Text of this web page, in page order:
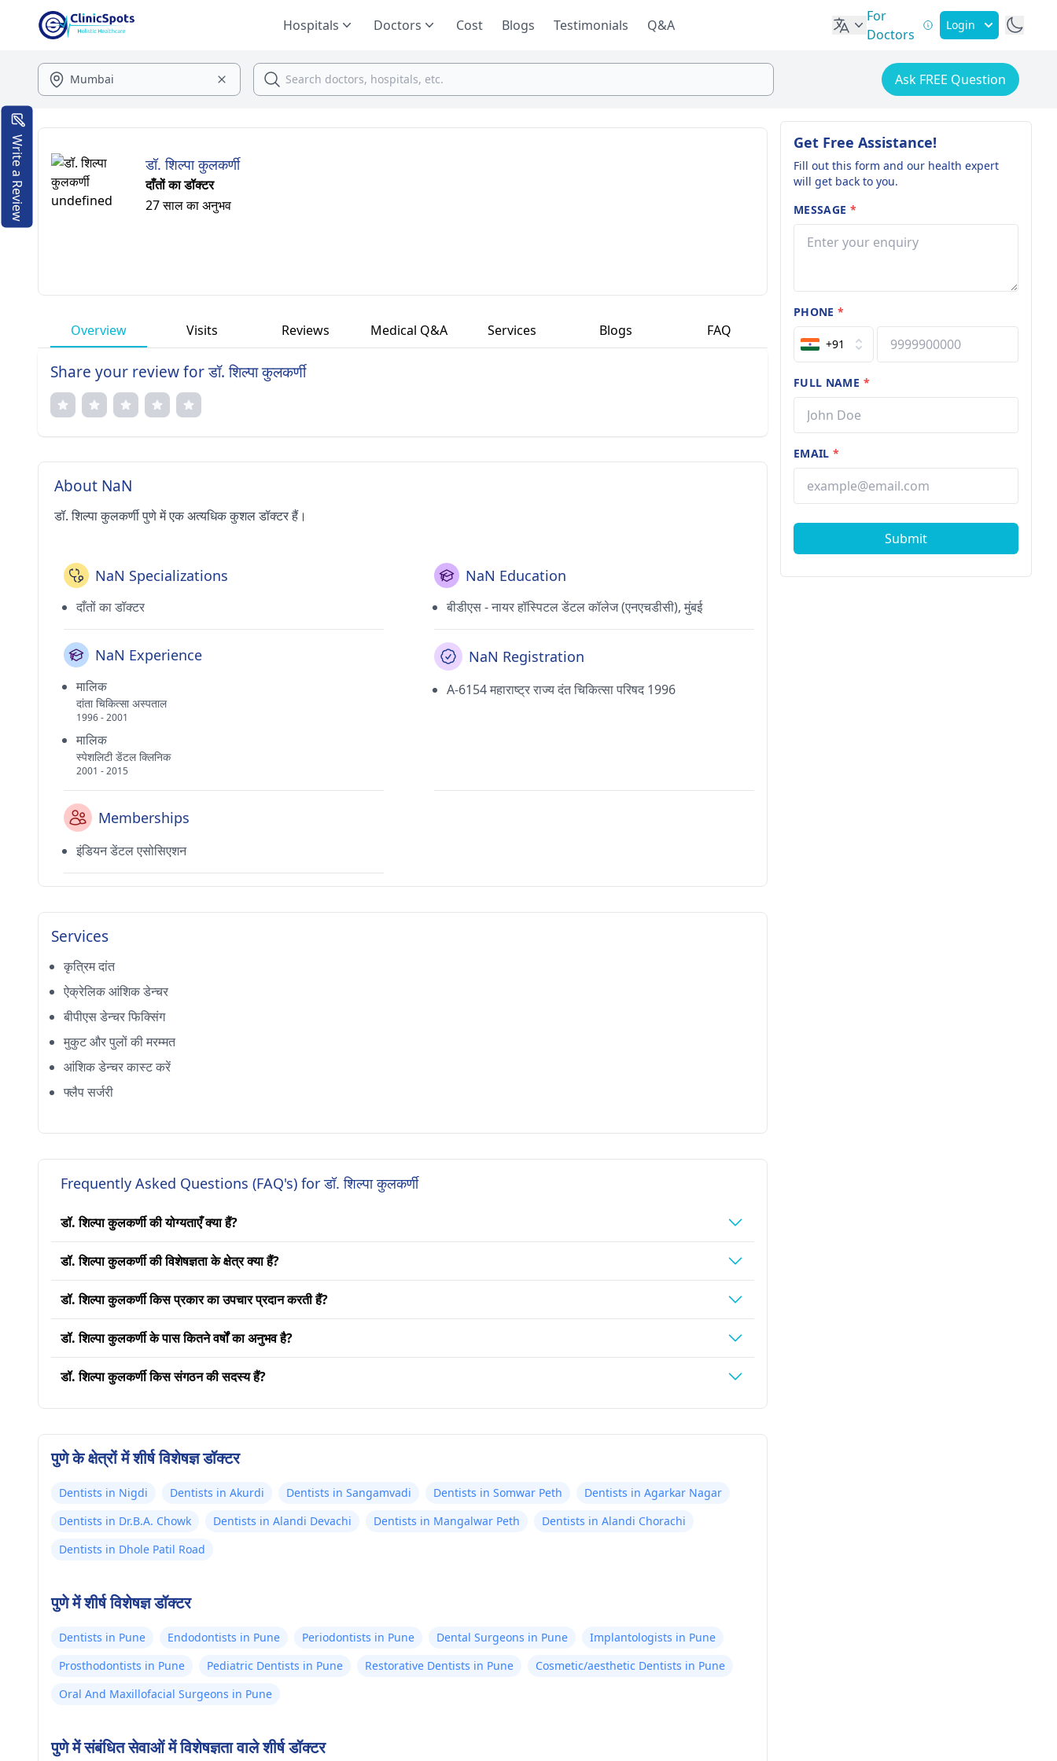
Hospitals Doctors Cost Blogs Testimonials Q&A
For
Doctors
Login
Ask FREE Question
डॉ. शिल्पा कुलकर्णी
दाँतों का डॉक्टर
27 साल का अनुभव
Overview Visits Reviews Medical Q&A Services Blogs FAQ
Share your review for डॉ. शिल्पा कुलकर्णी
About NaN
डॉ. शिल्पा कुलकर्णी पुणे में एक अत्यधिक कुशल डॉक्टर हैं।
NaN Specializations
दाँतों का डॉक्टर
NaN Education
बीडीएस - नायर हॉस्पिटल डेंटल कॉलेज (एनएचडीसी), मुंबई
NaN Experience
मालिक
दांता चिकित्सा अस्पताल
1996 - 2001
मालिक
स्पेशलिटी डेंटल क्लिनिक
2001 - 2015
NaN Registration
A-6154 महाराष्ट्र राज्य दंत चिकित्सा परिषद 1996
Memberships
इंडियन डेंटल एसोसिएशन
Services
कृत्रिम दांत
ऐक्रेलिक आंशिक डेन्चर
बीपीएस डेन्चर फिक्सिंग
मुकुट और पुलों की मरम्मत
आंशिक डेन्चर कास्ट करें
फ्लैप सर्जरी
Frequently Asked Questions (FAQ's) for डॉ. शिल्पा कुलकर्णी
डॉ. शिल्पा कुलकर्णी की योग्यताएँ क्या हैं?
डॉ. शिल्पा कुलकर्णी की विशेषज्ञता के क्षेत्र क्या हैं?
डॉ. शिल्पा कुलकर्णी किस प्रकार का उपचार प्रदान करती हैं?
डॉ. शिल्पा कुलकर्णी के पास कितने वर्षों का अनुभव है?
डॉ. शिल्पा कुलकर्णी किस संगठन की सदस्य हैं?
पुणे के क्षेत्रों में शीर्ष विशेषज्ञ डॉक्टर
Dentists in Nigdi Dentists in Akurdi Dentists in Sangamvadi Dentists in Somwar Peth
Dentists in Agarkar Nagar
Dentists in Dr.B.A. Chowk
Dentists in Alandi Devachi Dentists in Mangalwar Peth
Dentists in Alandi Chorachi
Dentists in Dhole Patil Road
पुणे में शीर्ष विशेषज्ञ डॉक्टर
Dentists in Pune Endodontists in Pune Periodontists in Pune Dental Surgeons in Pune
Implantologists in Pune
Prosthodontists in Pune
Pediatric Dentists in Pune Restorative Dentists in Pune
Cosmetic/aesthetic Dentists in Pune
Oral And Maxillofacial Surgeons in Pune
पुणे में संबंधित सेवाओं में विशेषज्ञता वाले शीर्ष डॉक्टर
Get Free Assistance!
Fill out this form and our health expert
will get back to you.
MESSAGE *
PHONE*
+91
FULL NAME *
EMAIL*
Submit
Write a Review